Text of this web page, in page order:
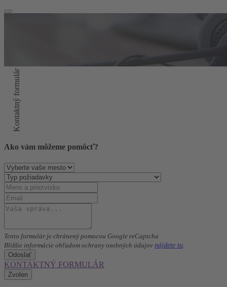
Kontaktný formulár
Ako vám môžeme pomôcť?
Tento formulár je chránený pomocou Google reCaptcha
Bližšie informácie ohľadom ochrany osobných údajov nájdete tu
Odoslať
KONTAKTNÝ FORMULÁR
Zvolen